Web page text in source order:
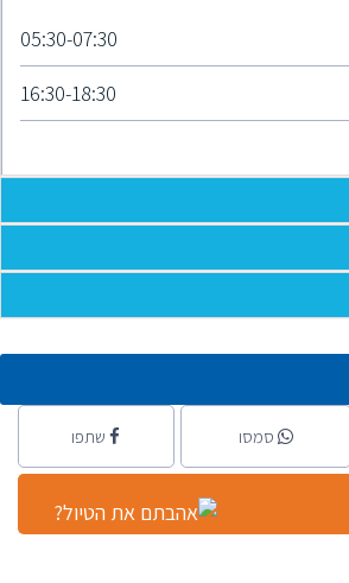
05:30-07:30
16:30-18:30
שתפו סמסו